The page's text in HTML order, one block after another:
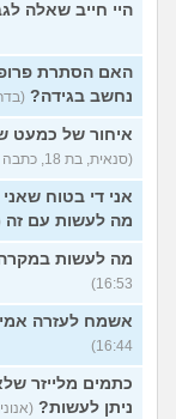
היי חייב שאלה
האם הסתרת
נחשב בגידה?
איחור של כמעט
(סנאית, בת 18, כתבה ב-03/08/26 17:13)
אני די בטוח
מה לעשות עם זה
מה לעשות
16:53)
אשמח לעזרה
16:44)
כתמים מלייזר
ניתן לעשות? (אנונימית, בת